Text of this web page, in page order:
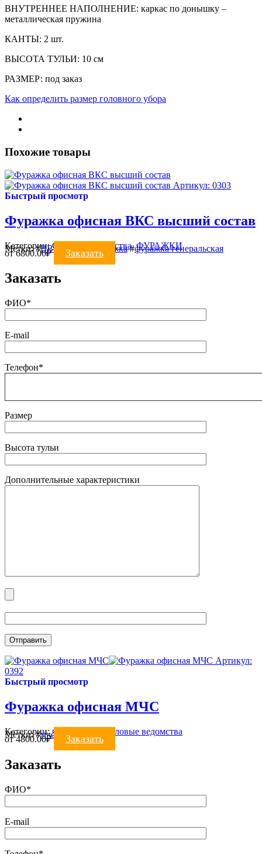
ВНУТРЕННЕЕ НАПОЛНЕНИЕ: каркас по донышку –
металлическая пружина
КАНТЫ: 2 шт.
ВЫСОТА ТУЛЬИ: 10 см
РАЗМЕР: под заказ
Как определить размер головного убора
Похожие товары
Артикул: 0303
Быстрый просмотр
Фуражка офисная ВКС высший состав
Категории: Силовые ведомства,ФУРАЖКИ
Метки:#ВВС #ВКС фуражка#фуражка генеральская
от6800.00₽ Заказать
Заказать
ФИО*
E-mail
Телефон*
Размер
Высота тульи
Дополнительные характеристики
Артикул:
0392
Быстрый просмотр
Фуражка офисная МЧС
Категории: ФУРАЖКИ Силовые ведомства
Метки:#мчс фуражка
от4800.00₽ Заказать
Заказать
ФИО*
E-mail